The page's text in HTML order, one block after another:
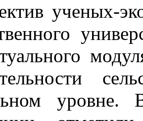
ученых-
уровне.